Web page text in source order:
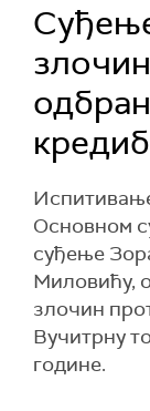
Основном
суђење
Миловићу,
злочин
Вучитрну
године.